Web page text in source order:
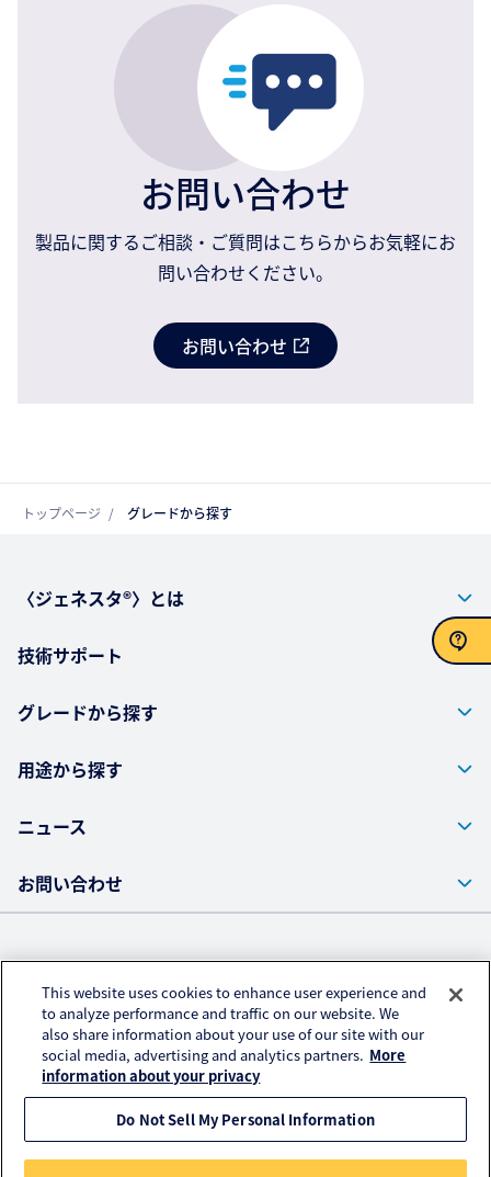
お問い合わせ
製品に関するご相談・ご質問はこちらからお気軽にお
問い合わせください。
お問い合わせ
トップページ グレードから探す
〈ジェネスタ®〉とは
技術サポート
グレードから探す
用途から探す
ニュース
お問い合わせ
株式会社クラレ ウェブサイト
プライバシーポリシー
アクセスデータの取扱いについて
ご利用にあたって
© KURARAY CO., LTD. All RIGHTS RESERVED.
This website uses cookies to enhance user experience and
to analyze performance and traffic on our website. We
also share information about your use of our site with our
social media, advertising and analytics partners. More
information about your privacy
Do Not Sell My Personal Information